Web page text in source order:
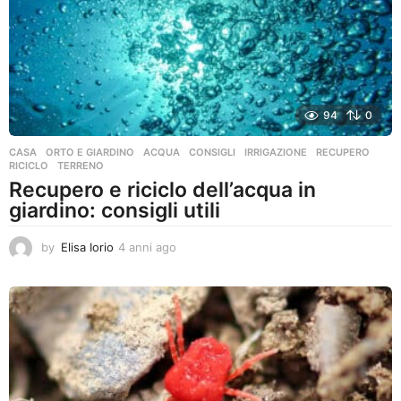
94 0
CASA ,ORTO E GIARDINO ACQUA ,CONSIGLI ,IRRIGAZIONE ,RECUPERO
RICICLO
,TERRENO
Recupero e riciclo dell’acqua in
giardino: consigli utili
by Elisa Iorio 4 anni ago
n
i
a
g
o